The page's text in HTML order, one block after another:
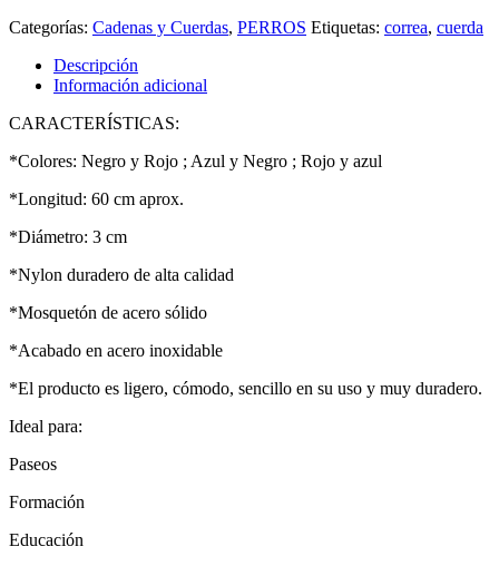
Categorías: Cadenas y Cuerdas, PERROS Etiquetas: correa, cuerda
Descripción
Información adicional
CARACTERÍSTICAS:
*Colores: Negro y Rojo ; Azul y Negro ; Rojo y azul
*Longitud: 60 cm aprox.
*Diámetro: 3 cm
*Nylon duradero de alta calidad
*Mosquetón de acero sólido
*Acabado en acero inoxidable
*El producto es ligero, cómodo, sencillo en su uso y muy duradero.
Ideal para:
Paseos
Formación
Educación